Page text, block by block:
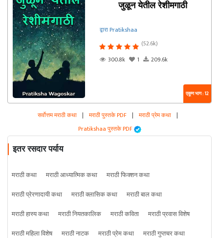
जुळून येतील रेशीमगाठी
द्वारा Pratikshaa
(52.6k)
300.8k
1 209.6k
एकूण भाग : 12
सर्वोत्तम मराठी कथा | मराठी पुस्तके PDF | मराठी प्रेम कथा |
Pratikshaa पुस्तके PDF
इतर रसदार पर्याय
मराठी कथा मराठी आध्यात्मिक कथा
मराठी फिक्शन कथा
मराठी प्रेरणादायी कथा
मराठी क्लासिक कथा
मराठी बाल कथा
मराठी हास्य कथा
मराठी नियतकालिक मराठी कविता
मराठी प्रवास विशेष
मराठी महिला विशेष
मराठी नाटक मराठी प्रेम कथा मराठी गुप्तचर कथा